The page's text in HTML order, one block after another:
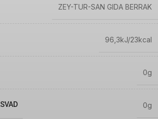
ZEY-TUR-SAN GIDA BERRAK
96,3kJ/23kcal
0g
0g